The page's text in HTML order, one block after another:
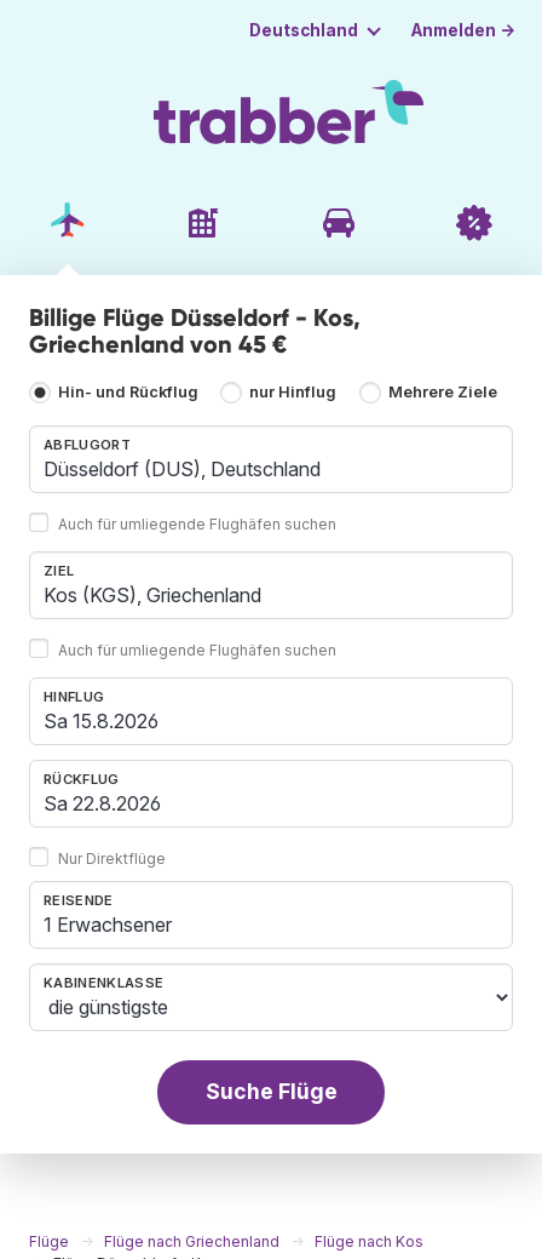
Deutschland Anmelden →
Billige Flüge Düsseldorf - Kos,
Griechenland von 45 €
Hin- und Rückflug nur Hinflug Mehrere Ziele
ABFLUGORT
Auch für umliegende Flughäfen suchen
ZIEL
Auch für umliegende Flughäfen suchen
HINFLUG
RÜCKFLUG
Nur Direktflüge
REISENDE
1 Erwachsener
KABINENKLASSE
Suche Flüge
Flüge Flüge nach Griechenland
Flüge nach Kos